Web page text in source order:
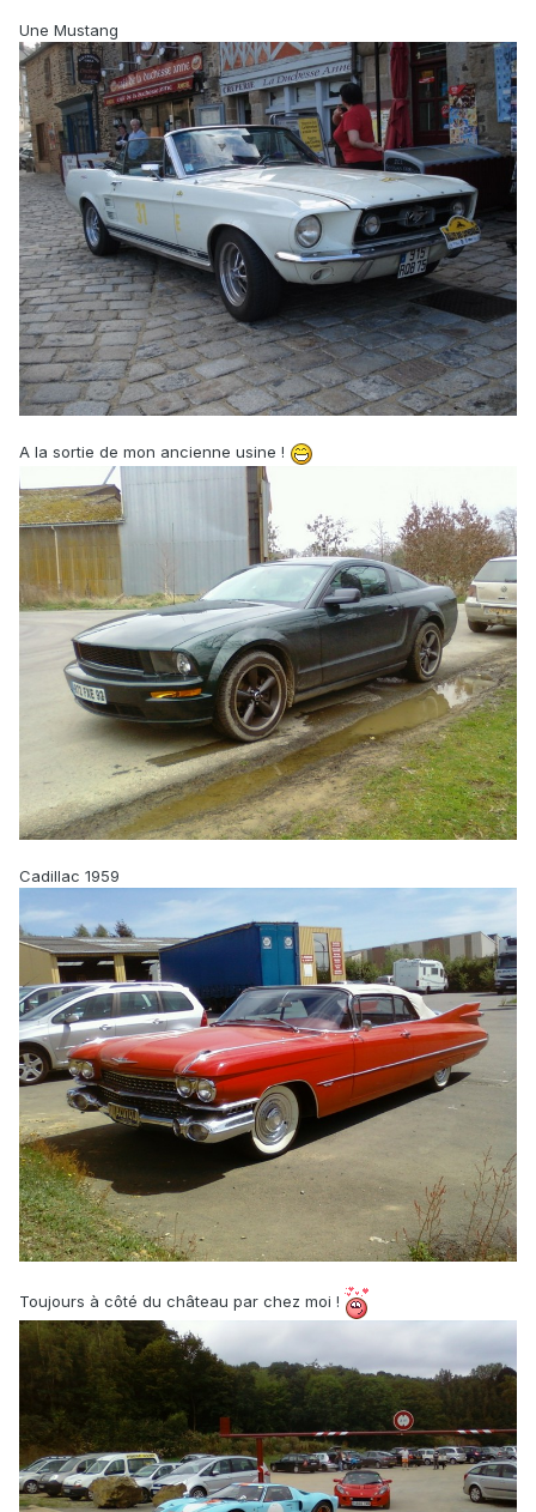
Une Mustang
A la sortie de mon ancienne usine !
Cadillac 1959
Toujours à côté du château par chez moi !